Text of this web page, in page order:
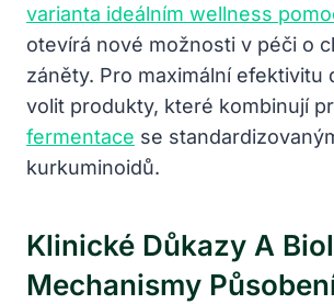
varianta ideálním wellness
otevírá nové možnosti v péči o
záněty. Pro maximální efektivitu
volit produkty, které kombinují
fermentace se
kurkuminoidů.
Klinické Důkazy A
Mechanismy